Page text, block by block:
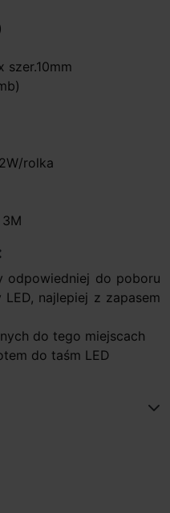
szer.10mm
rolka
odpowiedniej do poboru
najlepiej z zapasem
do tego miejscach
do taśm LED